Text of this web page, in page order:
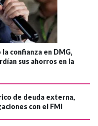
confianza en DMG,
sus ahorros en la
de deuda externa,
con el FMI